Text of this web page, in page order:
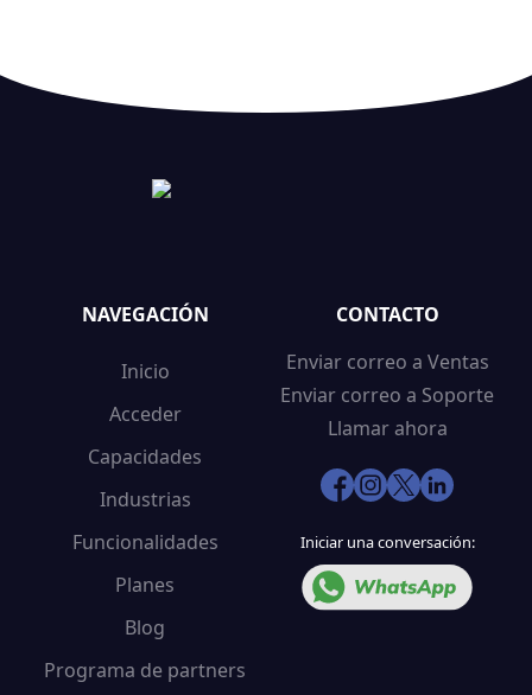
NAVEGACIÓN
Inicio
Acceder
Capacidades
Industrias
Funcionalidades
Planes
Blog
Programa de partners
CONTACTO
Enviar correo a Ventas
Enviar correo a Soporte
Llamar ahora
Iniciar una conversación: